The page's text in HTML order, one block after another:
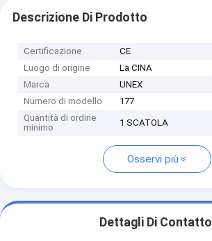
Descrizione Di Prodotto
Certificazione
CE
Luogo di origine
La CINA
Marca
UNEX
Numero di modello
177
Quantità di ordine
minimo
1 SCATOLA
Osservi più
Dettagli Di Contatto